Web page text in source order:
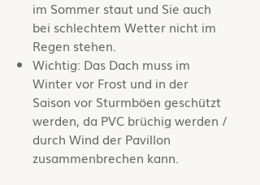
im Sommer staut und Sie auch
bei schlechtem Wetter nicht im
Regen stehen.
Wichtig: Das Dach muss im
Winter vor Frost und in der
Saison vor Sturmböen geschützt
werden, da PVC brüchig werden /
durch Wind der Pavillon
zusammenbrechen kann.